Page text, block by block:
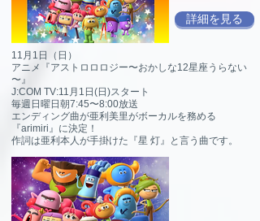
詳細を見る
11月1日（日）
アニメ『アストロロロジー〜おかしな12星座うらない
〜』
J:COM TV:11月1日(日)スタート
毎週日曜日朝7:45〜8:00放送
エンディング曲が亜利美里がボーカルを務める
『arimiri』に決定！
作詞は亜利本人が手掛けた『星 灯』と言う曲です。